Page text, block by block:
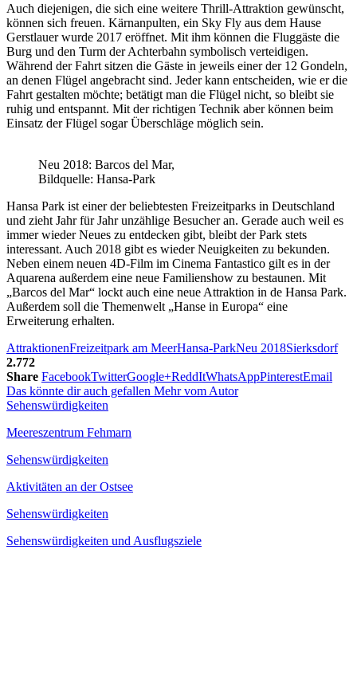
Auch diejenigen, die sich eine weitere Thrill-Attraktion gewünscht,
können sich freuen. Kärnanpulten, ein Sky Fly aus dem Hause
Gerstlauer wurde 2017 eröffnet. Mit ihm können die Fluggäste die
Burg und den Turm der Achterbahn symbolisch verteidigen.
Während der Fahrt sitzen die Gäste in jeweils einer der 12 Gondeln,
an denen Flügel angebracht sind. Jeder kann entscheiden, wie er die
Fahrt gestalten möchte; betätigt man die Flügel nicht, so bleibt sie
ruhig und entspannt. Mit der richtigen Technik aber können beim
Einsatz der Flügel sogar Überschläge möglich sein.
Neu 2018: Barcos del Mar,
Bildquelle: Hansa-Park
Hansa Park ist einer der beliebtesten Freizeitparks in Deutschland
und zieht Jahr für Jahr unzählige Besucher an. Gerade auch weil es
immer wieder Neues zu entdecken gibt, bleibt der Park stets
interessant. Auch 2018 gibt es wieder Neuigkeiten zu bekunden.
Neben einem neuen 4D-Film im Cinema Fantastico gilt es in der
Aquarena außerdem eine neue Familienshow zu bestaunen. Mit
„Barcos del Mar“ lockt auch eine neue Attraktion in de Hansa Park.
Außerdem soll die Themenwelt „Hanse in Europa“ eine
Erweiterung erhalten.
AttraktionenFreizeitpark am MeerHansa-ParkNeu 2018Sierksdorf
2.772
Share FacebookTwitterGoogle+ReddItWhatsAppPinterestEmail
Das könnte dir auch gefallen Mehr vom Autor
Sehenswürdigkeiten
Meereszentrum Fehmarn
Sehenswürdigkeiten
Aktivitäten an der Ostsee
Sehenswürdigkeiten
Sehenswürdigkeiten und Ausflugsziele